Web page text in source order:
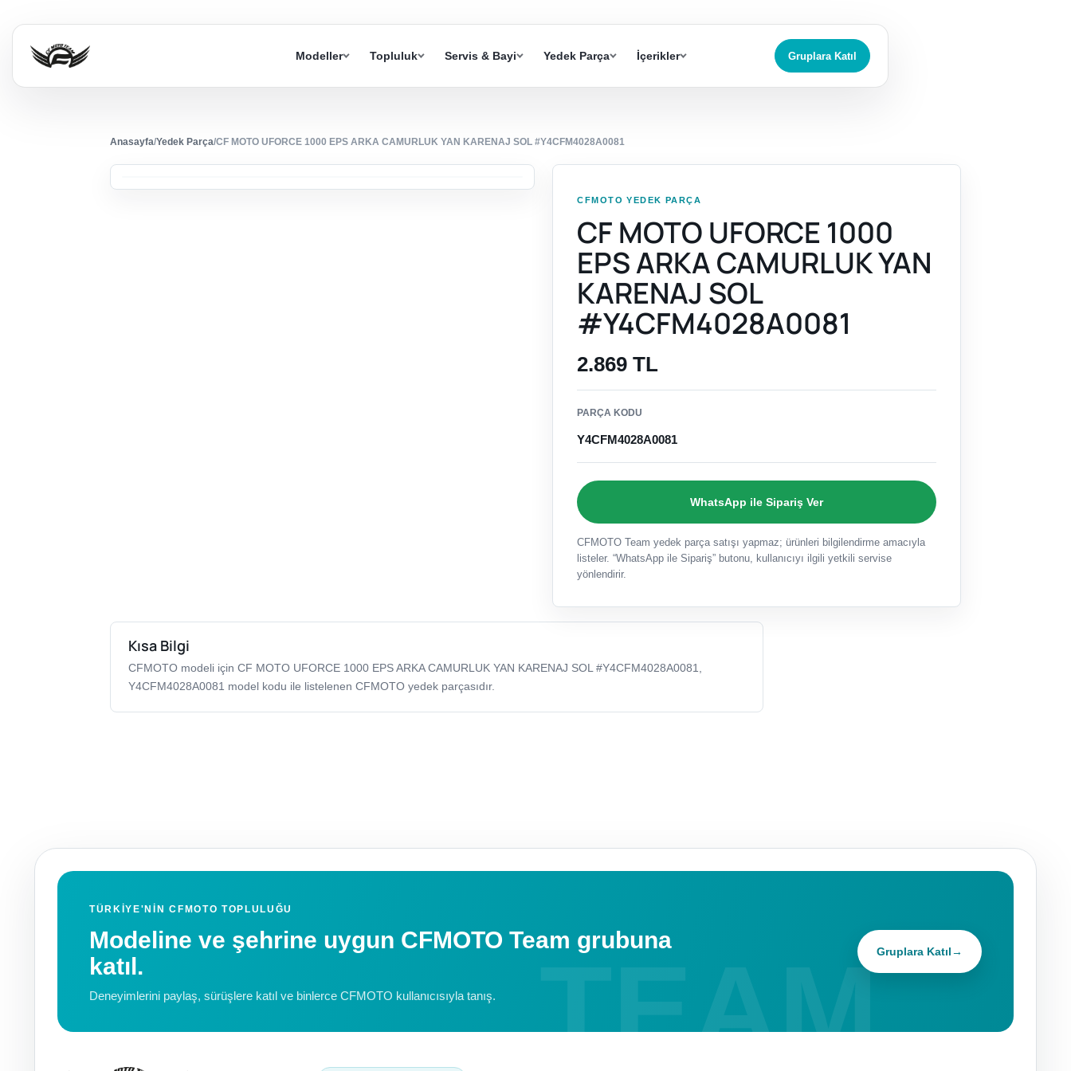
Modeller Topluluk Servis & Bayi Yedek Parça İçerikler Gruplara Katıl
Anasayfa/Yedek Parça/CF MOTO UFORCE 1000 EPS ARKA CAMURLUK YAN KARENAJ SOL #Y4CFM4028A0081
CFMOTO YEDEK PARÇA
CF MOTO UFORCE 1000
EPS ARKA CAMURLUK YAN
KARENAJ SOL
#Y4CFM4028A0081
2.869 TL
PARÇA KODU
Y4CFM4028A0081
WhatsApp ile Sipariş Ver
CFMOTO Team yedek parça satışı yapmaz; ürünleri bilgilendirme amacıyla
listeler. “WhatsApp ile Sipariş” butonu, kullanıcıyı ilgili yetkili servise
yönlendirir.
Kısa Bilgi
CFMOTO modeli için CF MOTO UFORCE 1000 EPS ARKA CAMURLUK YAN KARENAJ SOL #Y4CFM4028A0081,
Y4CFM4028A0081 model kodu ile listelenen CFMOTO yedek parçasıdır.
TÜRKIYE'NIN CFMOTO TOPLULUĞU
Modeline ve şehrine uygun CFMOTO Team grubuna
katıl.
Deneyimlerini paylaş, sürüşlere katıl ve binlerce CFMOTO kullanıcısıyla tanış.
Gruplara Katıl→